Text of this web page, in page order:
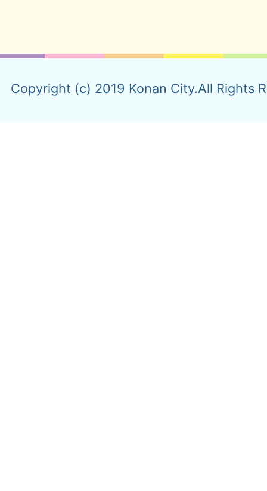
Copyright (c) 2019 Konan City.All Rights